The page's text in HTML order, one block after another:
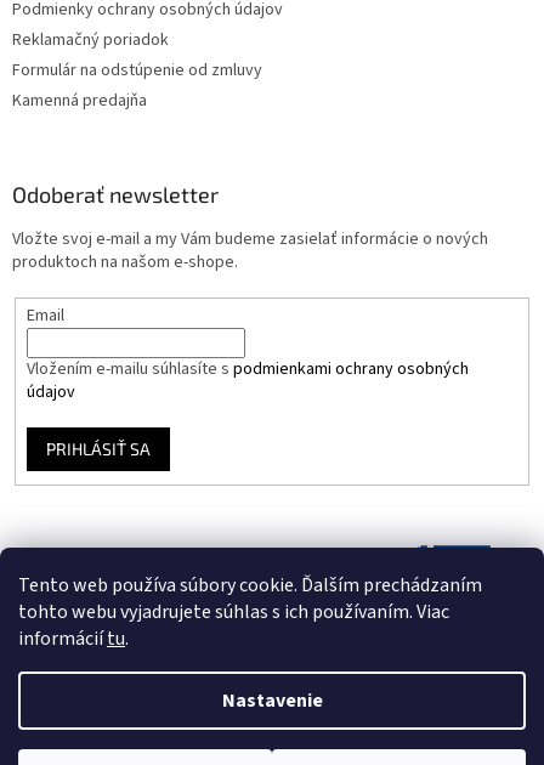
Tento web používa súbory cookie. Ďalším prechádzaním
tohto webu vyjadrujete súhlas s ich používaním. Viac
informáciítu.
Nastavenie
Podmienky ochrany osobných údajov
Reklamačný poriadok
Formulár na odstúpenie od zmluvy
Kamenná predajňa
Odoberať newsletter
Vložte svoj e-mail a my Vám budeme zasielať informácie o nových
produktoch na našom e-shope.
Email
Vložením e-mailu súhlasíte s podmienkami ochrany osobných
údajov
PRIHLÁSIŤ SA
Vytvoril Shoptet